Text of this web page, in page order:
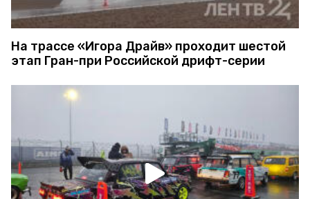
На трассе «Игора Драйв» проходит шестой
этап Гран-при Российской дрифт-серии